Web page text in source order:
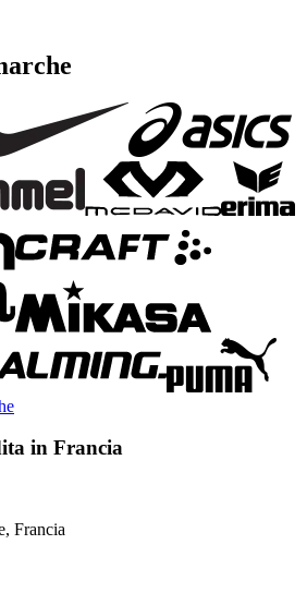
in Francia
Francia